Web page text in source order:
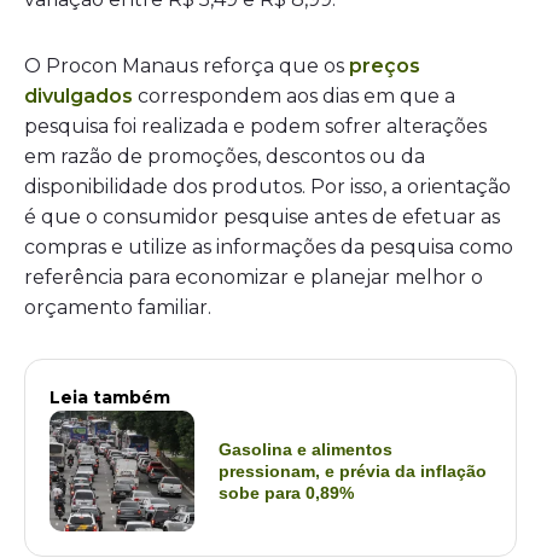
O Procon Manaus reforça que os preços
divulgados correspondem aos dias em que a
pesquisa foi realizada e podem sofrer alterações
em razão de promoções, descontos ou da
disponibilidade dos produtos. Por isso, a orientação
é que o consumidor pesquise antes de efetuar as
compras e utilize as informações da pesquisa como
referência para economizar e planejar melhor o
orçamento familiar.
Leia também
Gasolina e alimentos
pressionam, e prévia da inflação
sobe para 0,89%